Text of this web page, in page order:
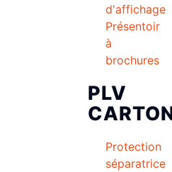
d'affichage
Présentoir
à
brochures
PLV
Protection
séparatrice